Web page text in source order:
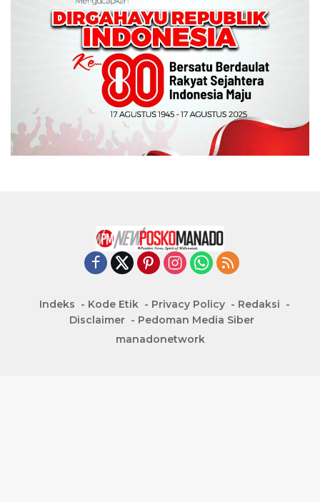
Indeks Kode Etik Privacy Policy
Redaksi
Disclaimer
Pedoman Media Siber
manadonetwork